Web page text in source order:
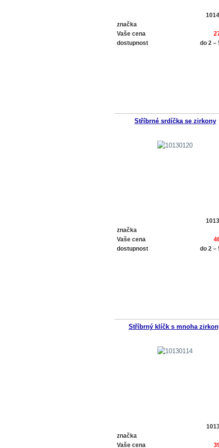
značka
Vaše cena
dostupnost
do 2 –
Stříbrné srdíčka se zirkony
značka
Vaše cena
dostupnost
do 2 –
Stříbrný klíčk s mnoha
značka
Vaše cena